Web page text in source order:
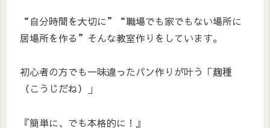
“自分時間を大切に”“職場でも家でもない場所に
居場所を作る”そんな教室作りをしています。
初心者の方でも一味違ったパン作りが叶う「麹種
（こうじだね）」
『簡単に、でも本格的に！』